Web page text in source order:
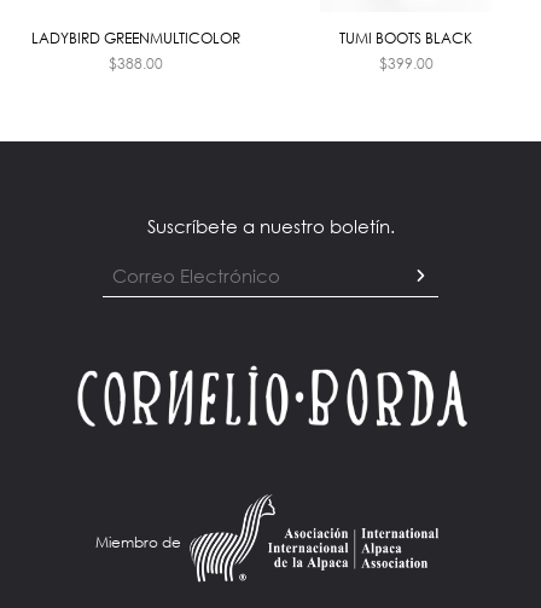
LADYBIRD GREENMULTICOLOR
$388.00
TUMI BOOTS BLACK
$399.00
Suscríbete a nuestro boletín.
Miembro de